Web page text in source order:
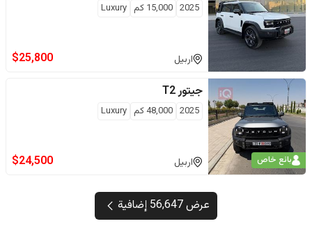
2025
15,000 كم Luxury
اربيل $25,800
بائع خاص
جيتورT2
2025
48,000كم Luxury
اربيل $24,500
عرض 56,647 إضافية